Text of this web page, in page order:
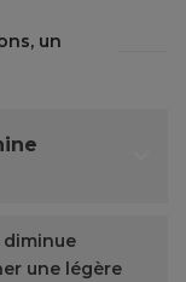
un
diminue
une légère